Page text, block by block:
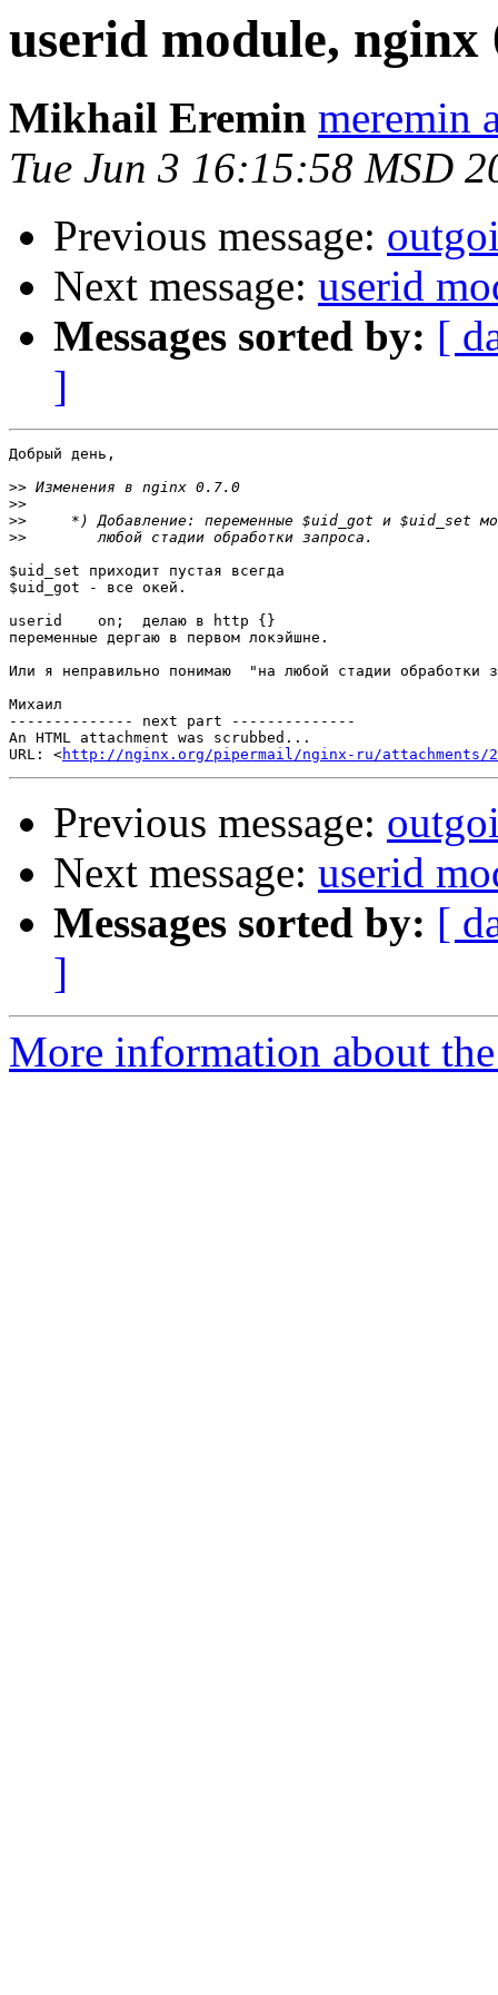
userid module, nginx
Mikhail Eremin meremin
Tue Jun 3 16:15:58 MSD
Previous message:
Next message: userid
Messages sorted by: [
]
Добрый день,
>>
>>
>>
>>
$uid_set приходит пустая всегда
$uid_got - все окей.
userid    on;  делаю в http {}
переменные дергаю в первом локэйшне.
Или я неправильно понимаю  "на любой стадии обработки
Михаил
-------------- next part --------------
An HTML attachment was scrubbed...
URL: <http://nginx.org/pipermail/nginx-ru/attachments/
Previous message:
Next message: userid
Messages sorted by: [
]
More information about